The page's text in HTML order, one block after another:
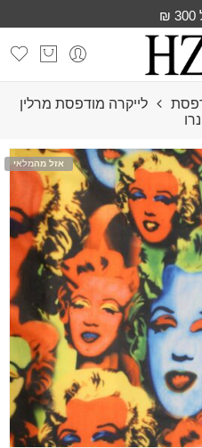
לייקרה מודפסת מרלין
אזל מהמלאי